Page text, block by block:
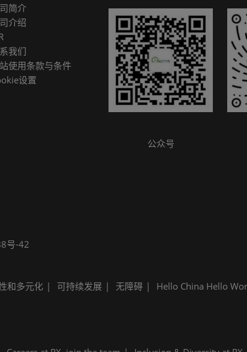
智慧会刊
展商名录
展品名录
参观指南
简介
介绍
我们
使用条款与条件
设置
公众号
号-42
和多元化 可持续发展 无障碍 Hello China Hello